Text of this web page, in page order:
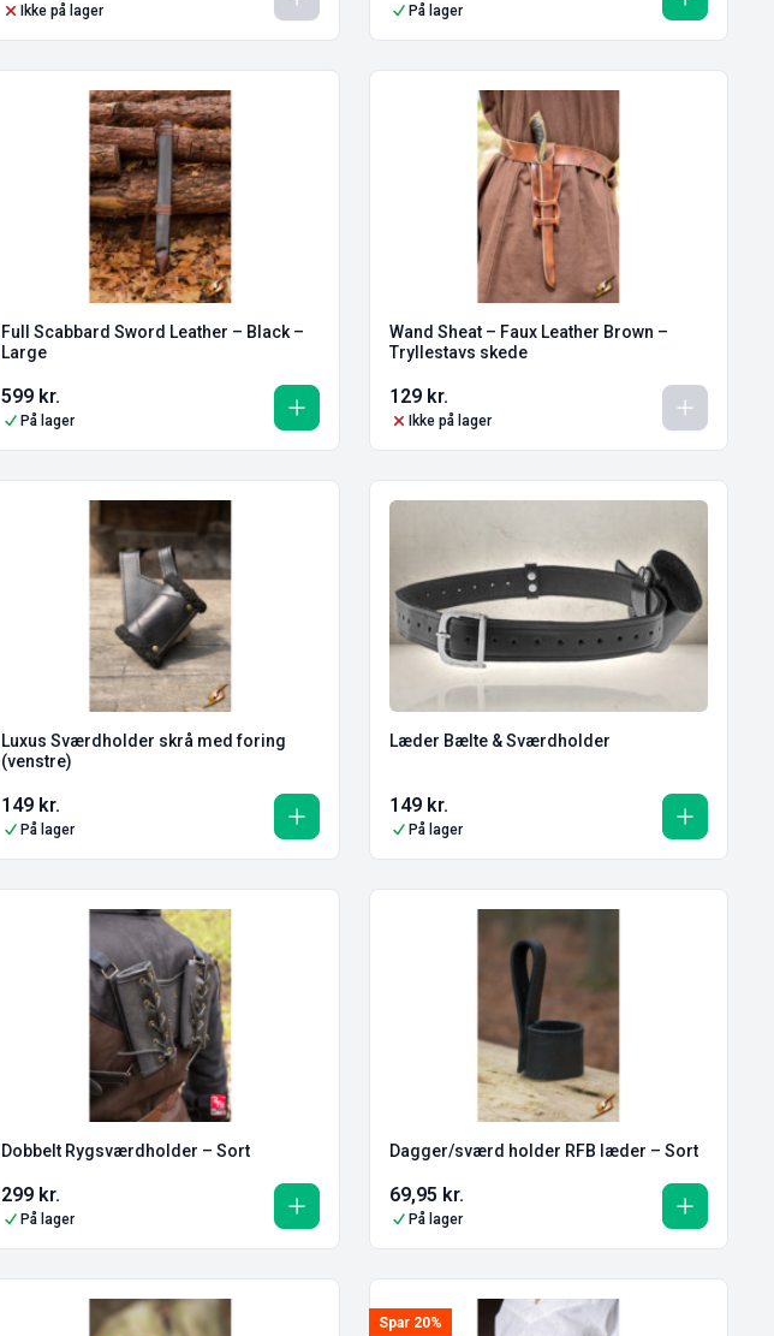
Ikke på lager På lager
Full Scabbard Sword Leather – Black –
Large
599 kr.
På lager
Wand Sheat – Faux Leather Brown –
Tryllestavs skede
129 kr.
Ikke på lager
Luxus Sværdholder skrå med foring
(venstre)
149 kr.
På lager
Læder Bælte & Sværdholder
149 kr.
På lager
Dobbelt Rygsværdholder – Sort
299 kr.
På lager
Dagger/sværd holder RFB læder – Sort
69,95 kr.
På lager
Spar 20%